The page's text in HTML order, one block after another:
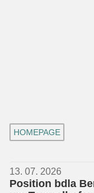
HOMEPAGE
13. 07. 2026
Position bdla